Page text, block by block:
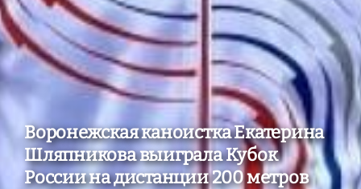
Воронежская каноистка Екатерина
Шляпникова выиграла Кубок
России на дистанции 200 метров